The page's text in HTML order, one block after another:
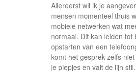
Allereerst wil ik je
mensen momenteel thuis
mobiele netwerken wat
normaal. Dit kan leiden tot
opstarten van een
komt het gesprek zelfs
je piepjes en valt de lijn